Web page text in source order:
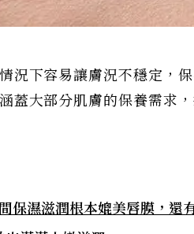
況下容易讓膚況不穩定，
蓋大部分肌膚的保養需求
保濕滋潤根本媲美唇膜，還